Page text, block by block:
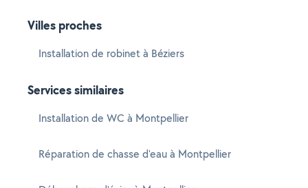
Villes proches
Installation de robinet à Béziers
Services similaires
Installation de WC à Montpellier
Réparation de chasse d'eau à Montpellier